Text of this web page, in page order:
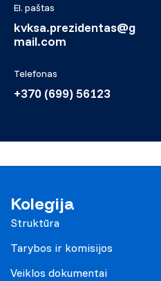
El. paštas
kvksa.prezidentas@g
mail.com
Telefonas
+370 (699) 56123
Kolegija
Struktūra
Tarybos ir komisijos
Veiklos dokumentai